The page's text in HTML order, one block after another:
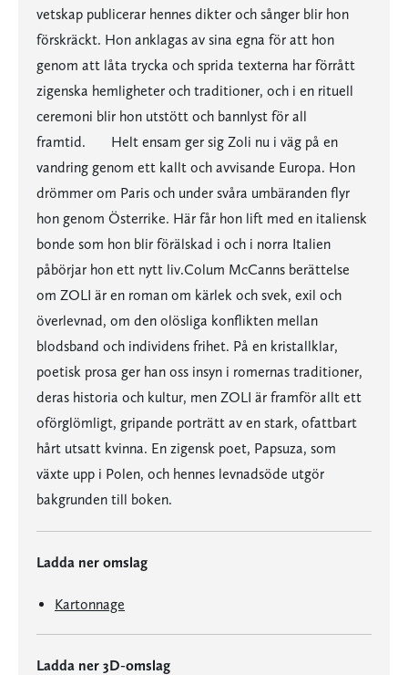
vetskap publicerar hennes dikter och sånger blir hon
förskräckt. Hon anklagas av sina egna för att hon
genom att låta trycka och sprida texterna har förrått
zigenska hemligheter och traditioner, och i en rituell
ceremoni blir hon utstött och bannlyst för all
framtid. Helt ensam ger sig Zoli nu i väg på en
vandring genom ett kallt och avvisande Europa. Hon
drömmer om Paris och under svåra umbäranden flyr
hon genom Österrike. Här får hon lift med en italiensk
bonde som hon blir förälskad i och i norra Italien
påbörjar hon ett nytt liv.Colum McCanns berättelse
om ZOLI är en roman om kärlek och svek, exil och
överlevnad, om den olösliga konflikten mellan
blodsband och individens frihet. På en kristallklar,
poetisk prosa ger han oss insyn i romernas traditioner,
deras historia och kultur, men ZOLI är framför allt ett
oförglömligt, gripande porträtt av en stark, ofattbart
hårt utsatt kvinna. En zigensk poet, Papsuza, som
växte upp i Polen, och hennes levnadsöde utgör
bakgrunden till boken.
Ladda ner omslag
Kartonnage
Ladda ner 3D-omslag